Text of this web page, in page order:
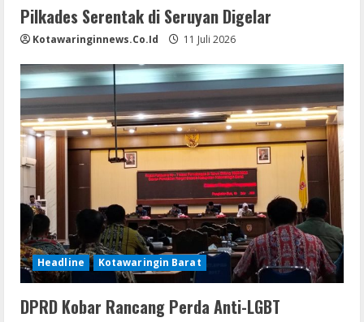
Pilkades Serentak di Seruyan Digelar
Kotawaringinnews.co.id 11 Juli 2026
Headline Kotawaringin Barat
DPRD Kobar Rancang Perda Anti-LGBT